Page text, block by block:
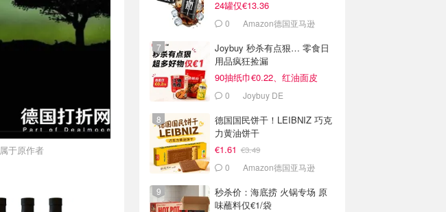
于原作者
24罐仅€13.36
0 Amazon德国亚马逊
Joybuy 秒杀有点狠… 零食日
用品疯狂捡漏
90抽纸巾€0.22、红油面皮
€0.99
0 Joybuy DE
德国国民饼干！LEIBNIZ 巧克
力黄油饼干
€1.61 €3.49
0 Amazon德国亚马逊
秒杀价：海底捞 火锅专场 原
味蘸料仅€1/袋